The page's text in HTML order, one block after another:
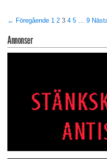
← Föregående 1 2 3 4 5 9
Annonser